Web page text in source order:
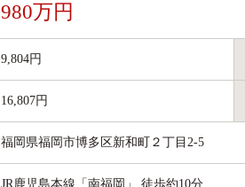
980万円
9,804円
16,807円
福岡県福岡市博多区新和町２丁目2-5
JR鹿児島本線「南福岡」 徒歩約10分